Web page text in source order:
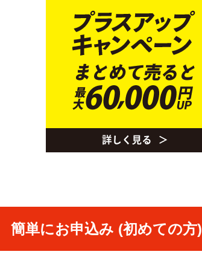
簡単にお申込み (初めての方)